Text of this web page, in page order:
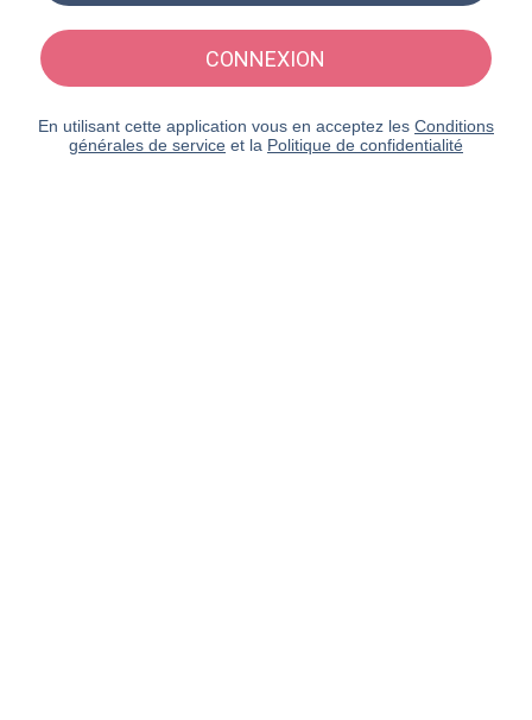
CONNEXION
En utilisant cette application vous en acceptez les Conditions
générales de service et la Politique de confidentialité